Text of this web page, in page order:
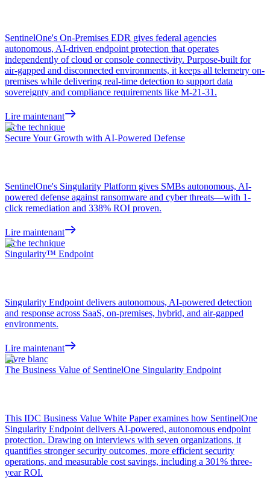
SentinelOne's On-Premises EDR gives federal agencies
autonomous, AI-driven endpoint protection that operates
independently of cloud or console connectivity. Purpose-built for
air-gapped and disconnected environments, it keeps all telemetry on-
premises while delivering real-time detection to support data
sovereignty and compliance requirements like M-21-31.
Lire maintenant
Fiche technique
Secure Your Growth with AI-Powered Defense
SentinelOne's Singularity Platform gives SMBs autonomous, AI-
powered defense against ransomware and cyber threats—with 1-
click remediation and 338% ROI proven.
Lire maintenant
Fiche technique
Singularity™ Endpoint
Singularity Endpoint delivers autonomous, AI-powered detection
and response across SaaS, on-premises, hybrid, and air-gapped
environments.
Lire maintenant
Livre blanc
The Business Value of SentinelOne Singularity Endpoint
This IDC Business Value White Paper examines how SentinelOne
Singularity Endpoint delivers AI-powered, autonomous endpoint
protection. Drawing on interviews with seven organizations, it
quantifies stronger security outcomes, more efficient security
operations, and measurable cost savings, including a 301% three-
year ROI.